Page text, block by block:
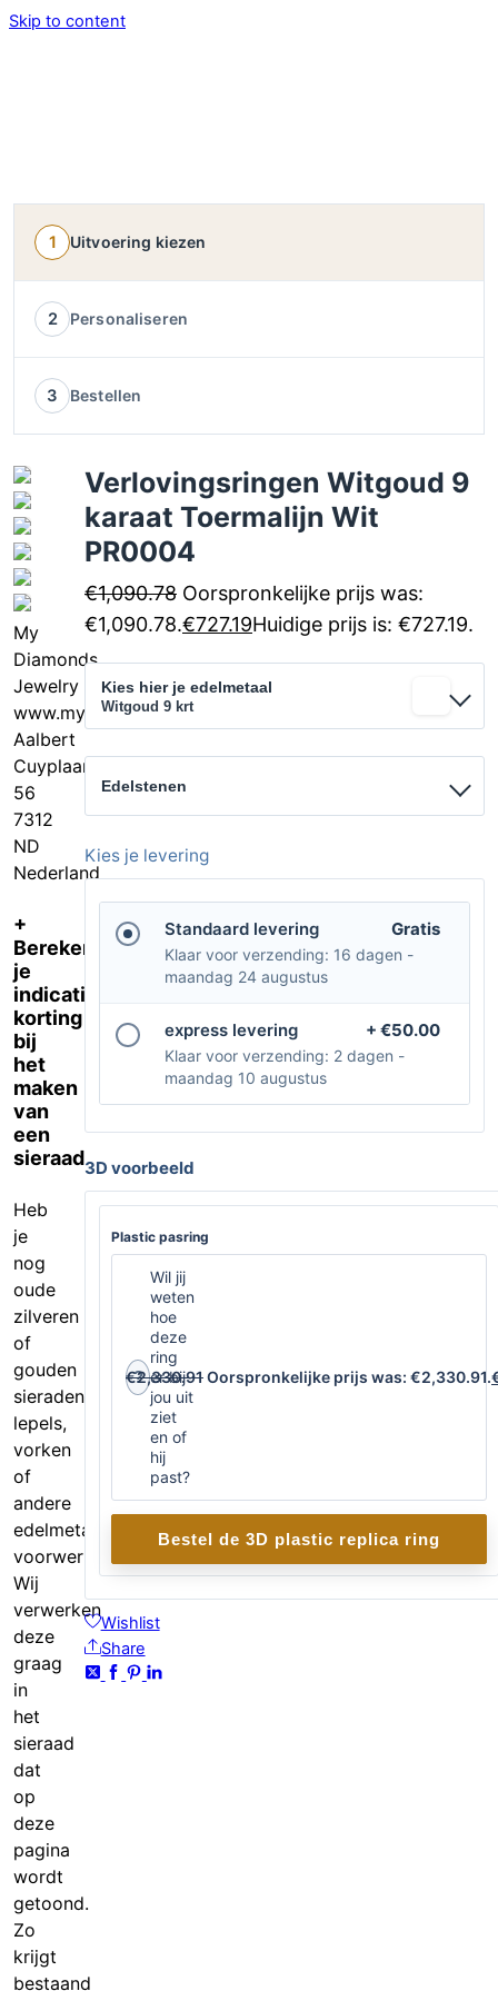
Skip to content
1 Uitvoering kiezen
2 Personaliseren
3 Bestellen
My
Diamonds
Jewelry
www.mydiamondsjewelry.nl
Aalbert
Cuyplaan
56
7312
ND
Nederland
+
Bereken
je
indicatieve
korting
bij
het
maken
van
een
sieraad
Heb
je
nog
oude
zilveren
of
gouden
sieraden,
lepels,
vorken
of
andere
edelmetalen
voorwerpen?
Wij
verwerken
deze
graag
in
het
sieraad
dat
op
deze
pagina
wordt
getoond.
Zo
krijgt
bestaand
Verlovingsringen Witgoud 9
karaat Toermalijn Wit
PR0004
€1,090.78 Oorspronkelijke prijs was:
€1,090.78.€727.19Huidige prijs is: €727.19.
Kies hier je edelmetaal
Witgoud 9 krt
Edelstenen
Kies je levering
Standaard levering Gratis
Klaar voor verzending: 16 dagen -
maandag 24 augustus
express levering + €50.00
Klaar voor verzending: 2 dagen -
maandag 10 augustus
3D voorbeeld
Plastic pasring
?
Wil jij
weten
hoe
deze
ring
er bij
jou uit
ziet
en of
hij
past?
€2,330.91Oorspronkelijke prijs was: €2,330.91.
Bestel de 3D plastic replica ring
Wishlist
Share